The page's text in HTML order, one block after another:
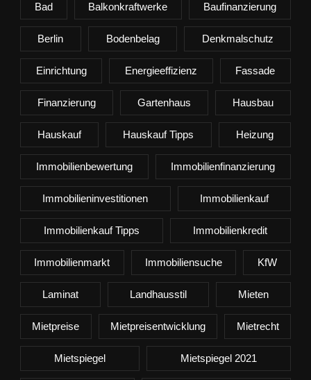
Bad Balkonkraftwerke Baufinanzierung
Berlin Bodenbelag Denkmalschutz
Einrichtung Energieeffizienz Fassade
Finanzierung Gartenhaus Hausbau
Hauskauf Hauskauf Tipps Heizung
Immobilienbewertung Immobilienfinanzierung
Immobilieninvestitionen Immobilienkauf
Immobilienkauf Tipps Immobilienkredit
Immobilienmarkt Immobiliensuche KfW
Laminat Landhausstil Mieten
Mietpreise Mietpreisentwicklung Mietrecht
Mietspiegel Mietspiegel 2021